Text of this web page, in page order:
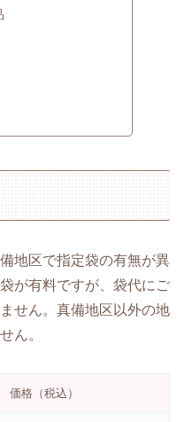
地区で指定袋の有無が異
が有料ですが、袋代にご
せん。真備地区以外の地
ん。
価格（税込）